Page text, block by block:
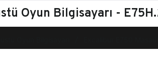
Oyun Bilgisayarı -